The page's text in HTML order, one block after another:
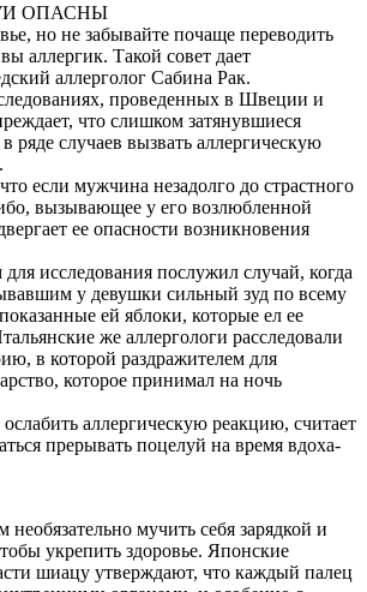
ОПАСНЫ
но не забывайте почаще переводить
аллергик. Такой совет дает
аллерголог Сабина Рак.
проведенных в Швеции и
что слишком затянувшиеся
ряде случаев вызвать аллергическую
если мужчина незадолго до страстного
вызывающее у его возлюбленной
ее опасности возникновения
исследования послужил случай, когда
у девушки сильный зуд по всему
ей яблоки, которые ел ее
же аллергологи расследовали
в которой раздражителем для
которое принимал на ночь
аллергическую реакцию, считает
прерывать поцелуй на время вдоха-
необязательно мучить себя зарядкой и
укрепить здоровье. Японские
шиацу утверждают, что каждый палец